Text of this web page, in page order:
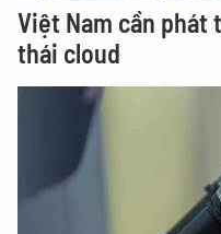
Việt Nam cần phát
thái cloud